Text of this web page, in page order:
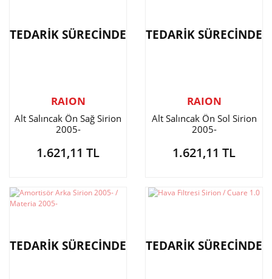
TEDARİK SÜRECİNDE
RAION
Alt Salıncak Ön Sağ Sirion
2005-
1.621,11 TL
TEDARİK SÜRECİNDE
RAION
Alt Salıncak Ön Sol Sirion
2005-
1.621,11 TL
TEDARİK SÜRECİNDE TEDARİK SÜRECİNDE